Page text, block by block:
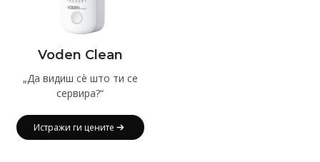
Voden Clean
„Да видиш сè што ти се
сервира?“
Истражи ги цените